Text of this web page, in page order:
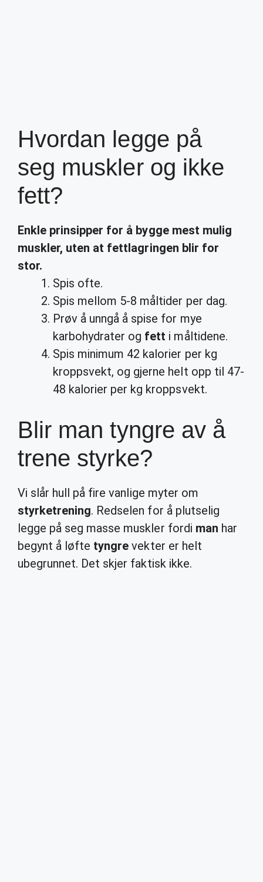
Hvordan legge på
seg muskler og ikke
fett?
Enkle prinsipper for å bygge mest mulig
muskler, uten at fettlagringen blir for
stor.
Spis ofte.
Spis mellom 5-8 måltider per dag.
Prøv å unngå å spise for mye
karbohydrater og fett i måltidene.
Spis minimum 42 kalorier per kg
kroppsvekt, og gjerne helt opp til 47-
48 kalorier per kg kroppsvekt.
Blir man tyngre av å
trene styrke?
Vi slår hull på fire vanlige myter om
styrketrening. Redselen for å plutselig
legge på seg masse muskler fordi man har
begynt å løfte tyngre vekter er helt
ubegrunnet. Det skjer faktisk ikke.